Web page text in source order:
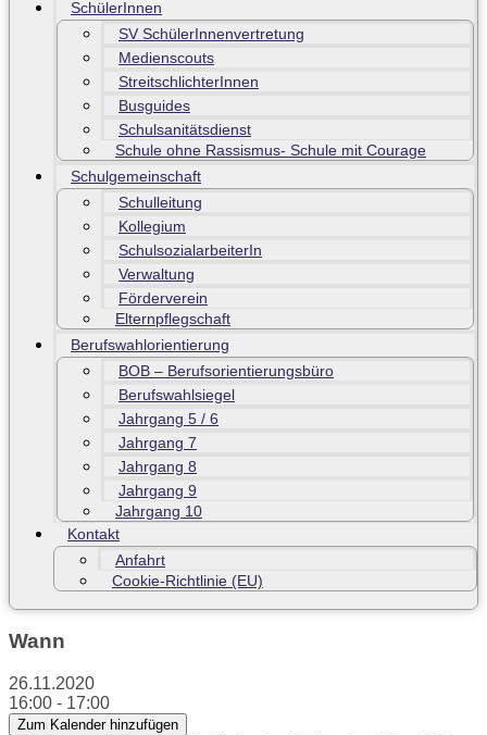
SchülerInnen
SV SchülerInnenvertretung
Medienscouts
StreitschlichterInnen
Busguides
Schulsanitätsdienst
Schule ohne Rassismus- Schule mit Courage
Schulgemeinschaft
Schulleitung
Kollegium
SchulsozialarbeiterIn
Verwaltung
Förderverein
Elternpflegschaft
Berufswahlorientierung
BOB – Berufsorientierungsbüro
Berufswahlsiegel
Jahrgang 5 / 6
Jahrgang 7
Jahrgang 8
Jahrgang 9
Jahrgang 10
Kontakt
Anfahrt
Cookie-Richtlinie (EU)
Wann
26.11.2020
16:00 - 17:00
Zum Kalender hinzufügen